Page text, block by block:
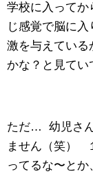
学校に入ってか
じ感覚で脳に
激を与えている
かな？と見てい
ただ… 幼児さ
ません（笑）
ってるな〜と